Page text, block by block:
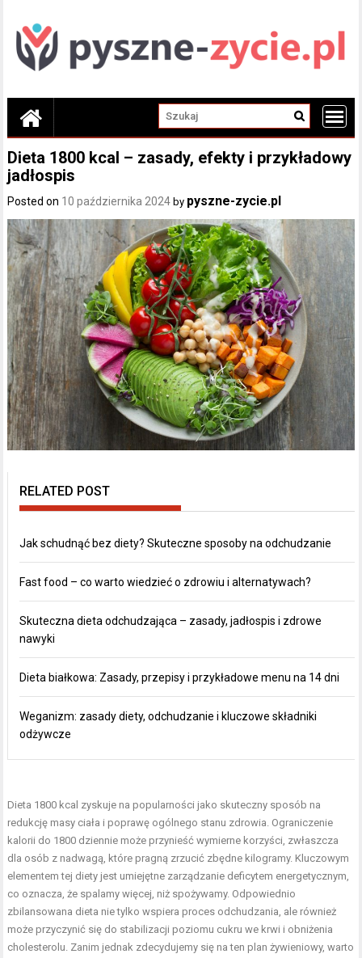
content
Dieta 1800 kcal – zasady, efekty i przykładowy
jadłospis
Posted on 10 października 2024 by pyszne-zycie.pl
RELATED POST
Jak schudnąć bez diety? Skuteczne sposoby na odchudzanie
Fast food – co warto wiedzieć o zdrowiu i alternatywach?
Skuteczna dieta odchudzająca – zasady, jadłospis i zdrowe
nawyki
Dieta białkowa: Zasady, przepisy i przykładowe menu na 14 dni
Weganizm: zasady diety, odchudzanie i kluczowe składniki
odżywcze
Dieta 1800 kcal zyskuje na popularności jako skuteczny sposób na
redukcję masy ciała i poprawę ogólnego stanu zdrowia. Ograniczenie
kalorii do 1800 dziennie może przynieść wymierne korzyści, zwłaszcza
dla osób z nadwagą, które pragną zrzucić zbędne kilogramy. Kluczowym
elementem tej diety jest umiejętne zarządzanie deficytem energetycznym,
co oznacza, że ​​spalamy więcej, niż spożywamy. Odpowiednio
zbilansowana dieta nie tylko wspiera proces odchudzania, ale również
może przyczynić się do stabilizacji poziomu cukru we krwi i obniżenia
cholesterolu. Zanim jednak zdecydujemy się na ten plan żywieniowy, warto